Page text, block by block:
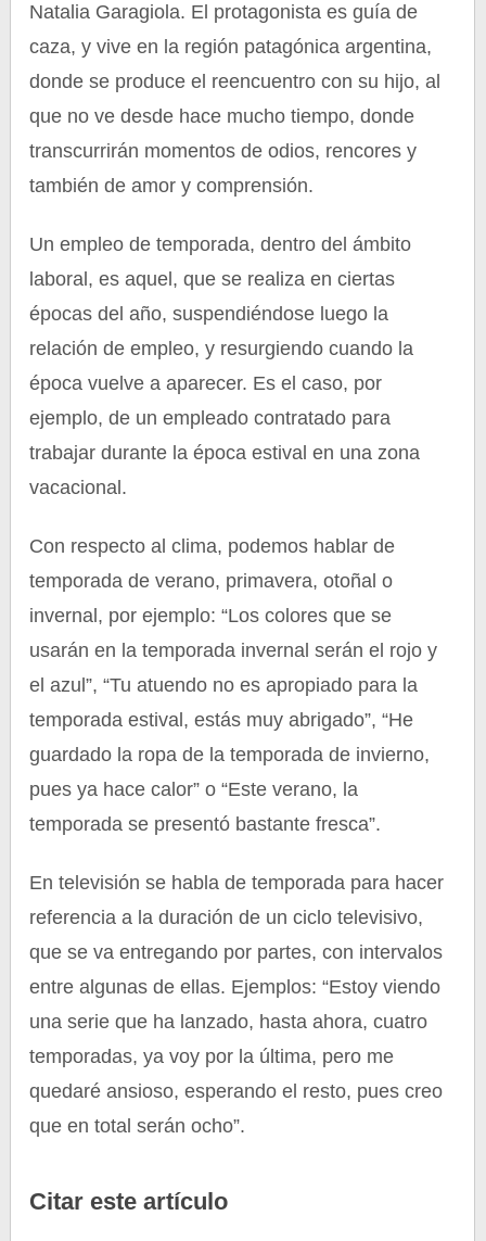
Natalia Garagiola. El protagonista es guía de
caza, y vive en la región patagónica argentina,
donde se produce el reencuentro con su hijo, al
que no ve desde hace mucho tiempo, donde
transcurrirán momentos de odios, rencores y
también de amor y comprensión.
Un empleo de temporada, dentro del ámbito
laboral, es aquel, que se realiza en ciertas
épocas del año, suspendiéndose luego la
relación de empleo, y resurgiendo cuando la
época vuelve a aparecer. Es el caso, por
ejemplo, de un empleado contratado para
trabajar durante la época estival en una zona
vacacional.
Con respecto al clima, podemos hablar de
temporada de verano, primavera, otoñal o
invernal, por ejemplo: “Los colores que se
usarán en la temporada invernal serán el rojo y
el azul”, “Tu atuendo no es apropiado para la
temporada estival, estás muy abrigado”, “He
guardado la ropa de la temporada de invierno,
pues ya hace calor” o “Este verano, la
temporada se presentó bastante fresca”.
En televisión se habla de temporada para hacer
referencia a la duración de un ciclo televisivo,
que se va entregando por partes, con intervalos
entre algunas de ellas. Ejemplos: “Estoy viendo
una serie que ha lanzado, hasta ahora, cuatro
temporadas, ya voy por la última, pero me
quedaré ansioso, esperando el resto, pues creo
que en total serán ocho”.
Citar este artículo